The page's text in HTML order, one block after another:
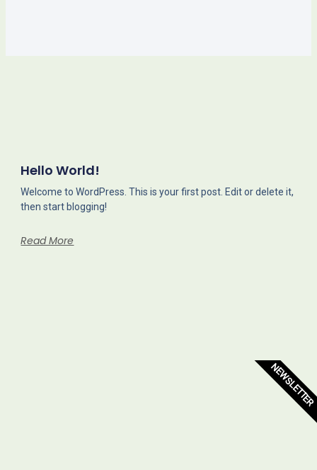
Hello World!
Welcome to WordPress. This is your first post. Edit or delete it,
then start blogging!
Read More
NEWSLETTER